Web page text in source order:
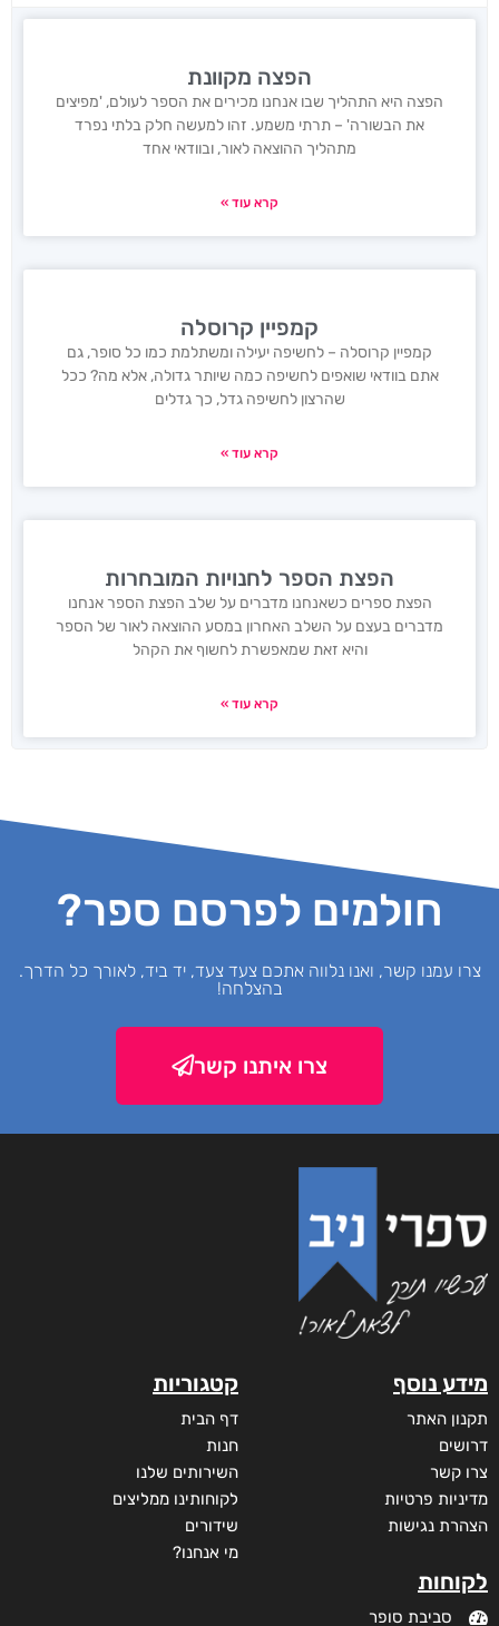
הפצה מקוונת
הפצה היא התהליך שבו אנחנו מכירים את הספר לעולם, 'מפיצים
את הבשורה' – תרתי משמע. זהו למעשה חלק בלתי נפרד
מתהליך ההוצאה לאור, ובוודאי אחד
קרא עוד »
קמפיין קרוסלה
קמפיין קרוסלה – לחשיפה יעילה ומשתלמת כמו כל סופר, גם
אתם בוודאי שואפים לחשיפה כמה שיותר גדולה, אלא מה? ככל
שהרצון לחשיפה גדל, כך גדלים
קרא עוד »
הפצת הספר לחנויות המובחרות
הפצת ספרים כשאנחנו מדברים על שלב הפצת הספר אנחנו
מדברים בעצם על השלב האחרון במסע ההוצאה לאור של הספר
והיא זאת שמאפשרת לחשוף את הקהל
קרא עוד »
חולמים לפרסם ספר?
צרו עמנו קשר, ואנו נלווה אתכם צעד צעד, יד ביד, לאורך כל הדרך.
בהצלחה!
צרו איתנו קשר
מידע נוסף
תקנון האתר
דרושים
צרו קשר
מדיניות פרטיות
הצהרת נגישות
לקוחות
סביבת סופר
קטגוריות
דף הבית
חנות
השירותים שלנו
לקוחותינו ממליצים
שידורים
מי אנחנו?